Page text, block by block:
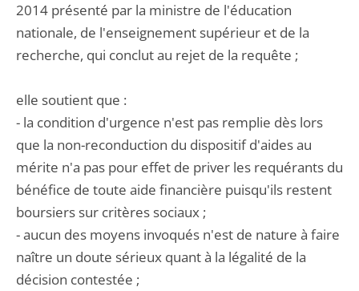
2014 présenté par la ministre de l'éducation
nationale, de l'enseignement supérieur et de la
recherche, qui conclut au rejet de la requête ;
elle soutient que :
- la condition d'urgence n'est pas remplie dès lors
que la non-reconduction du dispositif d'aides au
mérite n'a pas pour effet de priver les requérants du
bénéfice de toute aide financière puisqu'ils restent
boursiers sur critères sociaux ;
- aucun des moyens invoqués n'est de nature à faire
naître un doute sérieux quant à la légalité de la
décision contestée ;